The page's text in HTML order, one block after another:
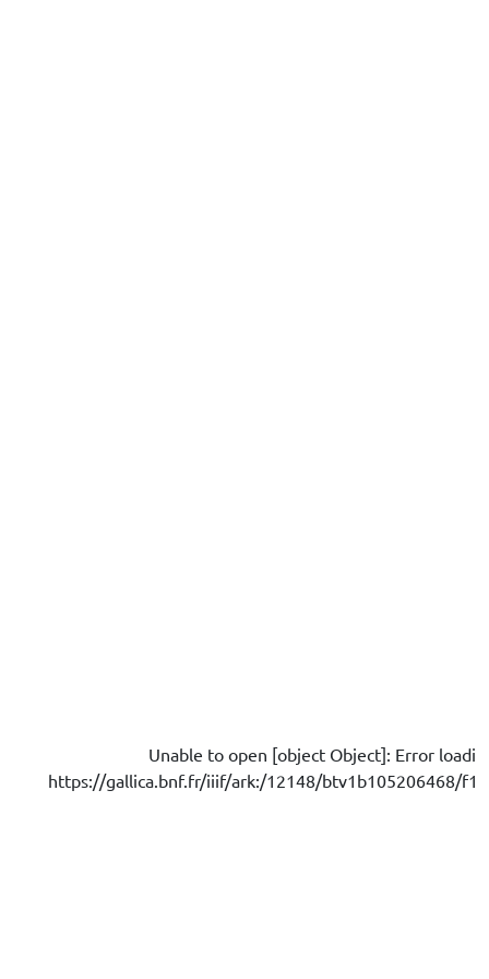
Unable to open [object Object]: Error
https://gallica.bnf.fr/iiif/ark:/12148/btv1b105206468/